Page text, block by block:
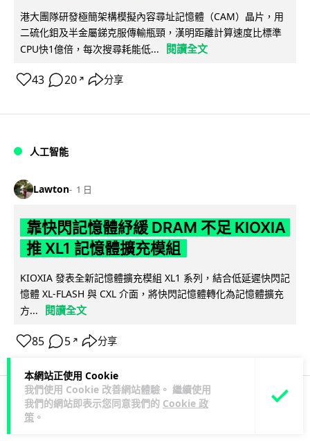
本網站正使用 Cookie
我們使用 Cookie 改善網站體驗。 繼續使用
我們的網站即表示您同意我們的 Cookie 政
策 。
港大團隊研發極簡架構模擬內容尋址記憶體（CAM）晶片，用
二硫化鉬及半金屬銻克服傳輸瓶頸，漢明距離計算速度比標準
CPU快1億倍，每次搜尋耗能低...
閱讀全文
43 20 ↗ 分享
人工智能
Lawton 1 日
靠快閃記憶體紓緩 DRAM 不足 KIOXIA
推 XL1 記憶體擴充模組
KIOXIA 發表全新記憶體擴充模組 XL1 系列，結合低延遲快閃記
憶體 XL-FLASH 與 CXL 介面，將快閃記憶體轉化為記憶體擴充
方...
閱讀全文
85 5 ↗ 分享
商業科技 資訊保安